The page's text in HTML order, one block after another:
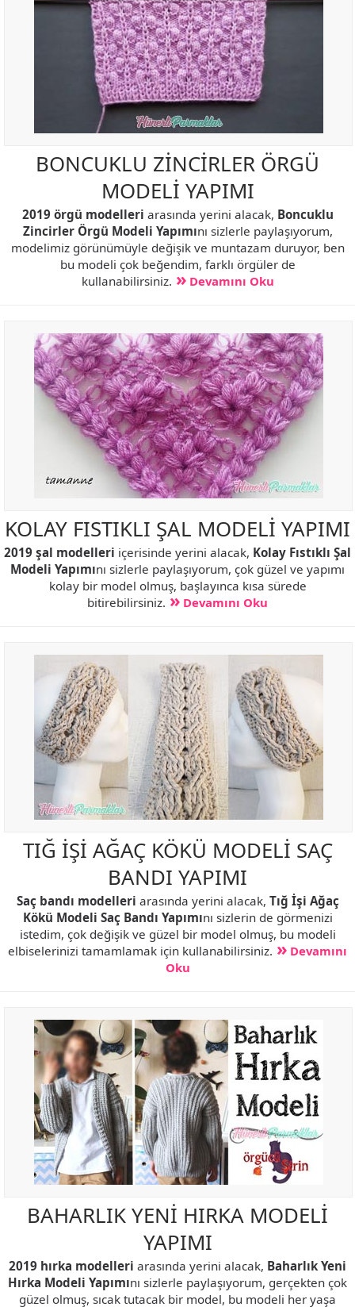
BONCUKLU ZİNCİRLER ÖRGÜ
MODELİ YAPIMI
2019 örgü modelleri arasında yerini alacak, Boncuklu
Zincirler Örgü Modeli Yapımını sizlerle paylaşıyorum,
modelimiz görünümüyle değişik ve muntazam duruyor, ben
bu modeli çok beğendim, farklı örgüler de
kullanabilirsiniz.
Devamını Oku
KOLAY FISTIKLI ŞAL MODELİ YAPIMI
2019 şal modelleri içerisinde yerini alacak, Kolay Fıstıklı Şal
Modeli Yapımını sizlerle paylaşıyorum, çok güzel ve yapımı
kolay bir model olmuş, başlayınca kısa sürede
bitirebilirsiniz.
Devamını Oku
TIĞ İŞİ AĞAÇ KÖKÜ MODELİ SAÇ
BANDI YAPIMI
Saç bandı modelleri arasında yerini alacak, Tığ İşi Ağaç
Kökü Modeli Saç Bandı Yapımını sizlerin de görmenizi
istedim, çok değişik ve güzel bir model olmuş, bu modeli
elbiselerinizi tamamlamak için kullanabilirsiniz.
Devamını
Oku
BAHARLIK YENİ HIRKA MODELİ
YAPIMI
2019 hırka modelleri arasında yerini alacak, Baharlık Yeni
Hırka Modeli Yapımını sizlerle paylaşıyorum, gerçekten çok
güzel olmuş, sıcak tutacak bir model, bu modeli her yaşa